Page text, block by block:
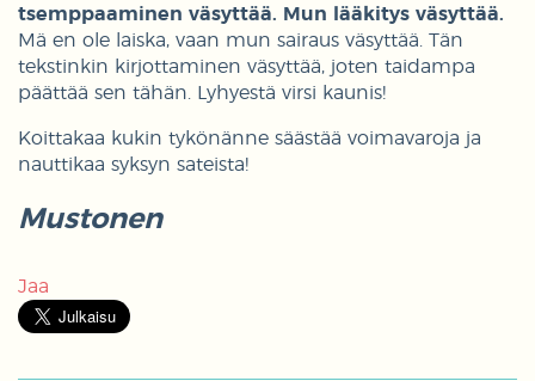
tsemppaaminen väsyttää. Mun lääkitys väsyttää.
Mä en ole laiska, vaan mun sairaus väsyttää. Tän
tekstinkin kirjottaminen väsyttää, joten taidampa
päättää sen tähän. Lyhyestä virsi kaunis!
Koittakaa kukin tykönänne säästää voimavaroja ja
nauttikaa syksyn sateista!
Mustonen
Jaa